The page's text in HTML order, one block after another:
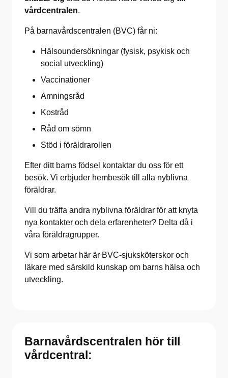
vårdcentralen.
På barnavårdscentralen (BVC) får ni:
Hälsoundersökningar (fysisk, psykisk och
social utveckling)
Vaccinationer
Amningsråd
Kostråd
Råd om sömn
Stöd i föräldrarollen
Efter ditt barns födsel kontaktar du oss för ett
besök. Vi erbjuder hembesök till alla nyblivna
föräldrar.
Vill du träffa andra nyblivna föräldrar för att knyta
nya kontakter och dela erfarenheter? Delta då i
våra föräldragrupper.
Vi som arbetar här är BVC-sjuksköterskor och
läkare med särskild kunskap om barns hälsa och
utveckling.
Barnavårdscentralen hör till
vårdcentral: